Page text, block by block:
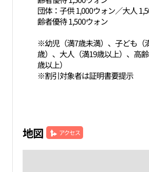
団体：子供 1,000ウォン／大人
齢者優待 1,500ウォン
※幼児（満7歳未満）、子ども（
歳）、大人（満19歳以上）、高
歳以上）
※割引対象者は証明書要提示
地図 アクセス